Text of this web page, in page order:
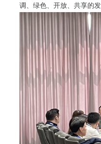
调、绿色、开放、共享的